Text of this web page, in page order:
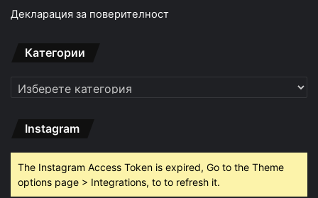
Декларация за поверителност
Категории
Категории
Instagram
The Instagram Access Token is expired, Go to the Theme
options page > Integrations, to to refresh it.